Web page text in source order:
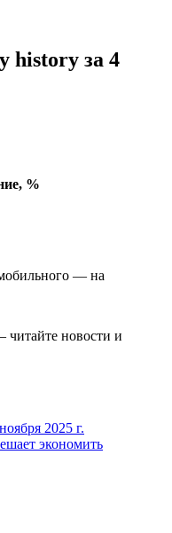
history за 4
%
— на
читайте новости и
2025 г.
экономить